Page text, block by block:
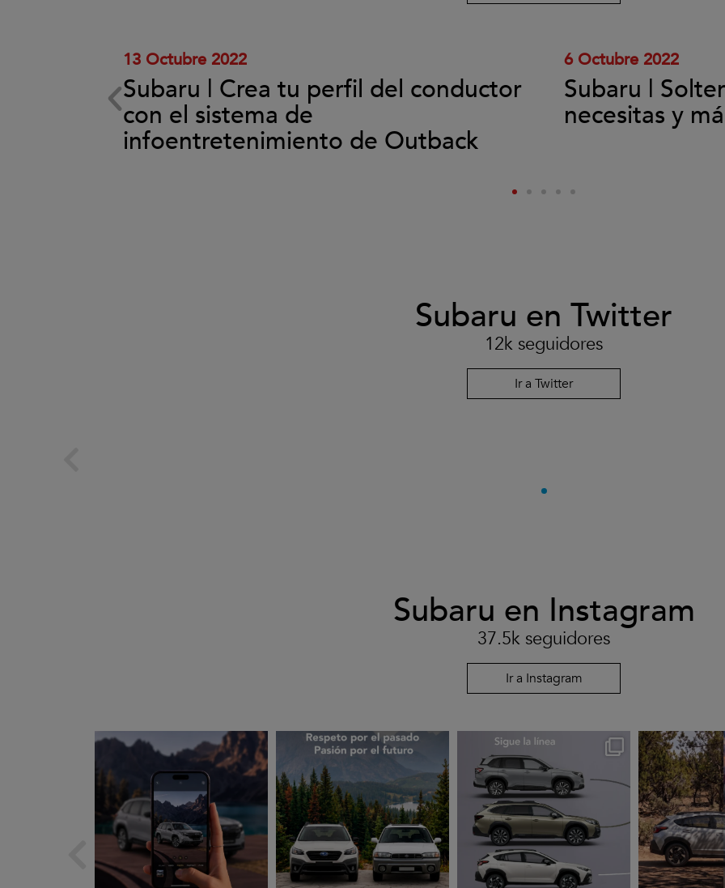
13 Octubre 2022
Subaru | Crea tu perfil del conductor
con el sistema de
infoentretenimiento de Outback
6 Octubre 2022
Subaru |
necesitas y
Subaru en Twitter
12k seguidores
Ir a Twitter
Subaru en Instagram
37.5k seguidores
Ir a Instagram
subarues
Ago 5
subarues
Ago 3
subarues